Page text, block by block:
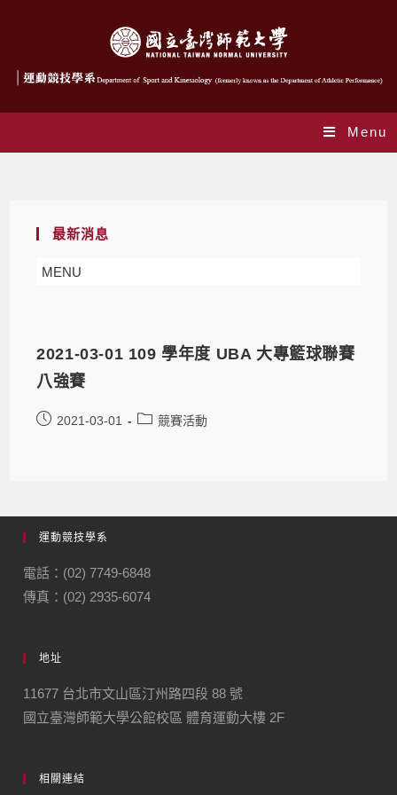
Menu
最新消息
MENU
2021-03-01 109 學年度 UBA 大專籃球聯賽
八強賽
2021-03-01 競賽活動
運動競技學系
電話：(02) 7749-6848
傳真：(02) 2935-6074
地址
11677 台北市文山區汀州路四段 88 號
國立臺灣師範大學公館校區 體育運動大樓 2F
相關連結